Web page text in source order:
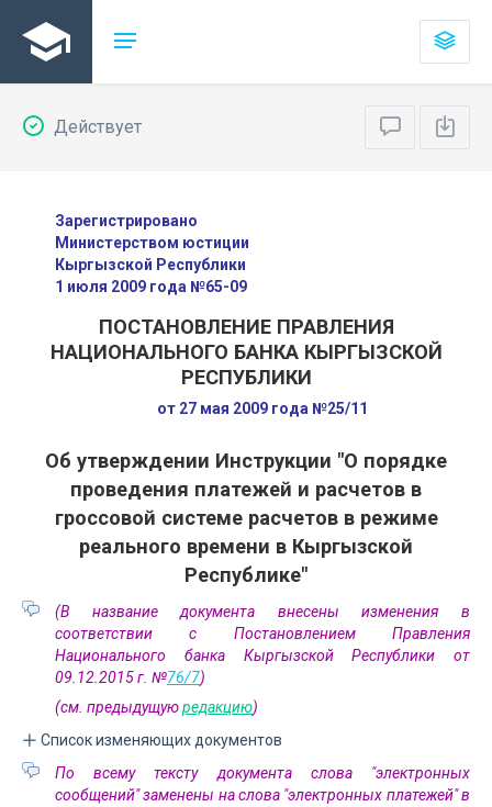
Действует
Зарегистрировано
Министерством юстиции
Кыргызской Республики
1 июля 2009 года №65-09
ПОСТАНОВЛЕНИЕ ПРАВЛЕНИЯ
НАЦИОНАЛЬНОГО БАНКА КЫРГЫЗСКОЙ
РЕСПУБЛИКИ
от 27 мая 2009 года №25/11
Об утверждении Инструкции "О порядке
проведения платежей и расчетов в
гроссовой системе расчетов в режиме
реального времени в Кыргызской
Республике"
(В название документа внесены изменения в
соответствии с Постановлением Правления
Национального банка Кыргызской Республики от
09.12.2015 г. №76/7)
(см. предыдущуюредакцию)
Список изменяющих документов
По всему тексту документа слова "электронных
сообщений" заменены на слова "электронных платежей" в